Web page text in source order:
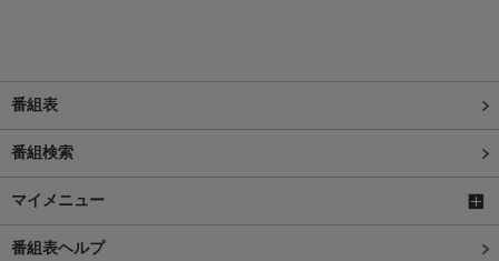
番組表
番組検索
マイメニュー
番組表ヘルプ